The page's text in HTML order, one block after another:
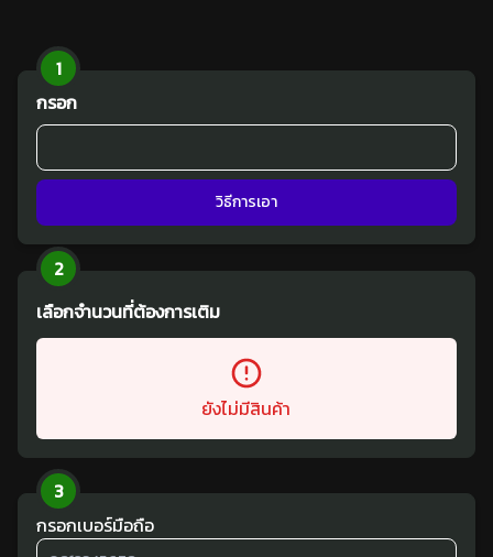
1
กรอก
วิธีการเอา
2
เลือกจำนวนที่ต้องการเติม
ยังไม่มีสินค้า
3
กรอกเบอร์มือถือ